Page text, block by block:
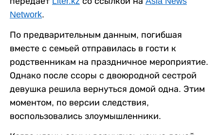
Network.
По предварительным данным, погибшая
вместе с семьей отправилась в гости к
родственникам на праздничное мероприятие.
Однако после ссоры с двоюродной сестрой
девушка решила вернуться домой одна. Этим
моментом, по версии следствия,
воспользовались злоумышленники.